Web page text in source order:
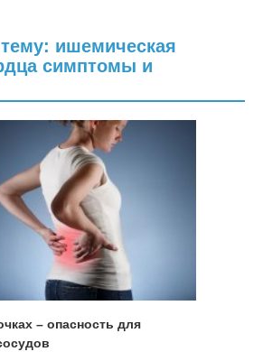
самым большим
в лечении сердечно-
заболеваний в последнюю
века.
ишемическая
симптомы и
– опасность для